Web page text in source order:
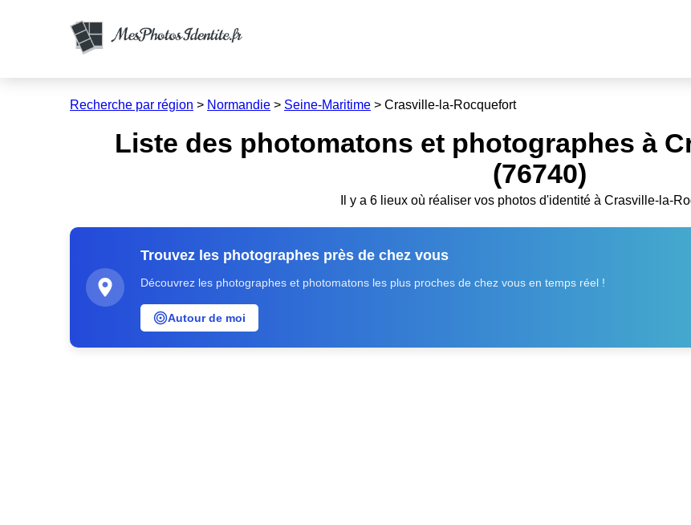
Recherche par région > Normandie > Seine-Maritime > Crasville-la-Rocquefort
Liste des photomatons et photographes à
(76740)
Il y a 6 lieux où réaliser vos photos d'identité à Crasville-la-
Trouvez les photographes près de chez vous
Découvrez les photographes et photomatons les plus proches de chez vous en temps réel !
Autour de moi